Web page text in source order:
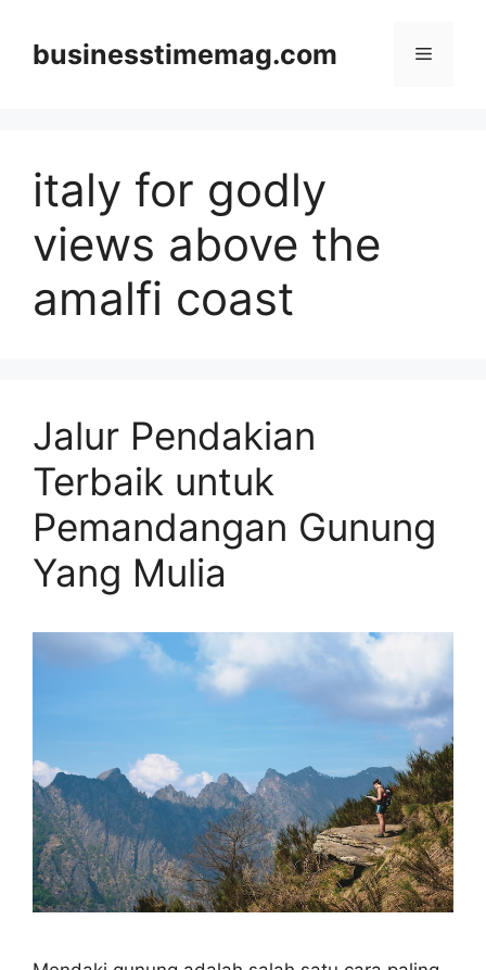
contentbusinesstimemag.com Menu
italy for godly
views above the
amalfi coast
Jalur Pendakian
Terbaik untuk
Pemandangan Gunung
Yang Mulia